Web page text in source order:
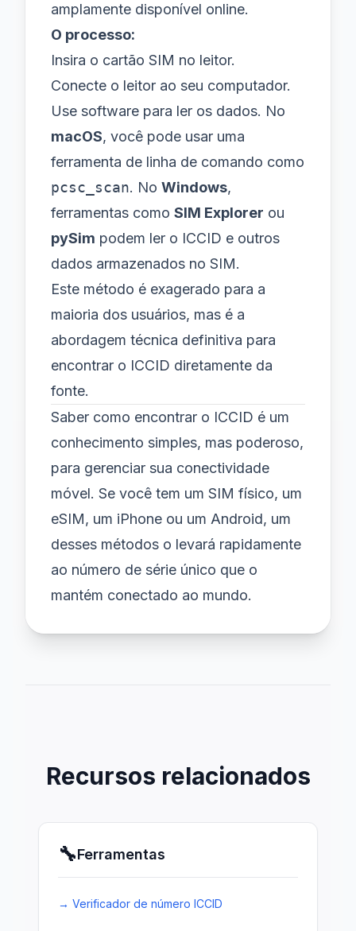
amplamente disponível online.
O processo:
Insira o cartão SIM no leitor.
Conecte o leitor ao seu computador.
Use software para ler os dados. No
macOS, você pode usar uma
ferramenta de linha de comando como
pcsc_scan. No Windows,
ferramentas como SIM Explorer ou
pySim podem ler o ICCID e outros
dados armazenados no SIM.
Este método é exagerado para a
maioria dos usuários, mas é a
abordagem técnica definitiva para
encontrar o ICCID diretamente da
fonte.
Saber como encontrar o ICCID é um
conhecimento simples, mas poderoso,
para gerenciar sua conectividade
móvel. Se você tem um SIM físico, um
eSIM, um iPhone ou um Android, um
desses métodos o levará rapidamente
ao número de série único que o
mantém conectado ao mundo.
Recursos relacionados
🔧Ferramentas
→ Verificador de número ICCID